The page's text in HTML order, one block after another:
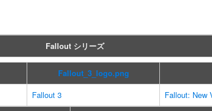
Fallout シリーズ
Fallout_3_logo.png
Fallout 3
Fallout: New